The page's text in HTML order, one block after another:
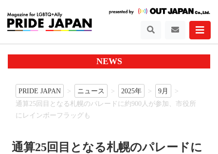
NEWS
PRIDE JAPAN ニュース 2025年
9月
通算25回目となる札幌のパレードに約900人が参加、市役所
にレインボーフラッグも
通算25回目となる札幌のパレードに